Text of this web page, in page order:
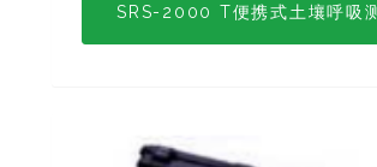
SRS-2000 T便携式土壤呼吸